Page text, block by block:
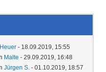
- 18.09.2019, 15:55
Malte - 29.09.2019, 16:48
Jürgen S. - 01.10.2019, 18:57